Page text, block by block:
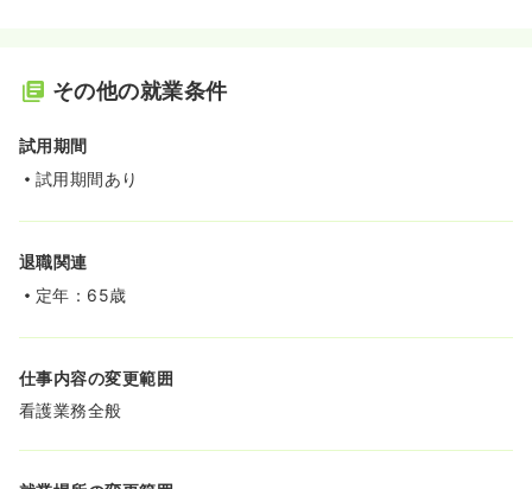
その他の就業条件
試用期間
試用期間あり
退職関連
定年：65歳
仕事内容の変更範囲
看護業務全般